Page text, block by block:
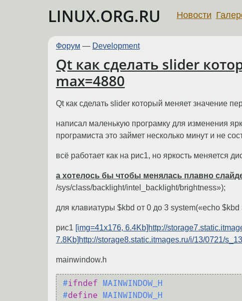
LINUX.ORG.RU Новости
Форум — Development
Qt как сделать slider
max=4880
Qt как сделать slider который меняет значение
написал маленькую програмку для изменения
програмиста это займет несколько минут и не
всё работает как на рис1, но яркость меняется
а хотелось бы чтобы менялась плавно
/sys/class/backlight/intel_backlight/brightness»);
для клавиатуры $kbd от 0 до 3 system(«echo
рис1 [img=41x176, 6.4Kb]http://
7.8Kb]http://storage8.static.itmages.ru/i/13/0721/
mainwindow.h
#ifndef MAINWINDOW_H
#define MAINWINDOW_H